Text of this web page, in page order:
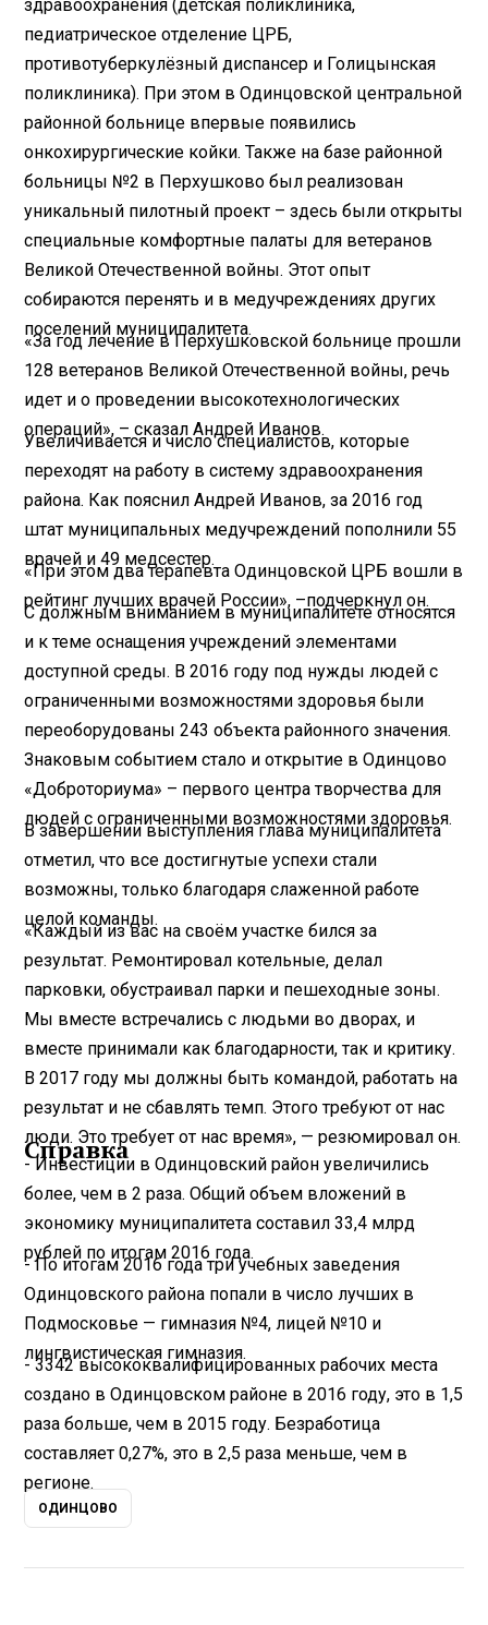
здравоохранения (детская поликлиника,
педиатрическое отделение ЦРБ,
противотуберкулёзный диспансер и Голицынская
поликлиника). При этом в Одинцовской центральной
районной больнице впервые появились
онкохирургические койки. Также на базе районной
больницы №2 в Перхушково был реализован
уникальный пилотный проект – здесь были открыты
специальные комфортные палаты для ветеранов
Великой Отечественной войны. Этот опыт
собираются перенять и в медучреждениях других
поселений муниципалитета.
«За год лечение в Перхушковской больнице прошли
128 ветеранов Великой Отечественной войны, речь
идет и о проведении высокотехнологических
операций», – сказал Андрей Иванов.
Увеличивается и число специалистов, которые
переходят на работу в систему здравоохранения
района. Как пояснил Андрей Иванов, за 2016 год
штат муниципальных медучреждений пополнили 55
врачей и 49 медсестер.
«При этом два терапевта Одинцовской ЦРБ вошли в
рейтинг лучших врачей России», –подчеркнул он.
С должным вниманием в муниципалитете относятся
и к теме оснащения учреждений элементами
доступной среды. В 2016 году под нужды людей с
ограниченными возможностями здоровья были
переоборудованы 243 объекта районного значения.
Знаковым событием стало и открытие в Одинцово
«Доброториума» – первого центра творчества для
людей с ограниченными возможностями здоровья.
В завершении выступления глава муниципалитета
отметил, что все достигнутые успехи стали
возможны, только благодаря слаженной работе
целой команды.
«Каждый из вас на своём участке бился за
результат. Ремонтировал котельные, делал
парковки, обустраивал парки и пешеходные зоны.
Мы вместе встречались с людьми во дворах, и
вместе принимали как благодарности, так и критику.
В 2017 году мы должны быть командой, работать на
результат и не сбавлять темп. Этого требуют от нас
люди. Это требует от нас время», — резюмировал он.
Справка
- Инвестиции в Одинцовский район увеличились
более, чем в 2 раза. Общий объем вложений в
экономику муниципалитета составил 33,4 млрд
рублей по итогам 2016 года.
- По итогам 2016 года три учебных заведения
Одинцовского района попали в число лучших в
Подмосковье — гимназия №4, лицей №10 и
лингвистическая гимназия.
- 3342 высококвалифицированных рабочих места
создано в Одинцовском районе в 2016 году, это в 1,5
раза больше, чем в 2015 году. Безработица
составляет 0,27%, это в 2,5 раза меньше, чем в
регионе.
ОДИНЦОВО